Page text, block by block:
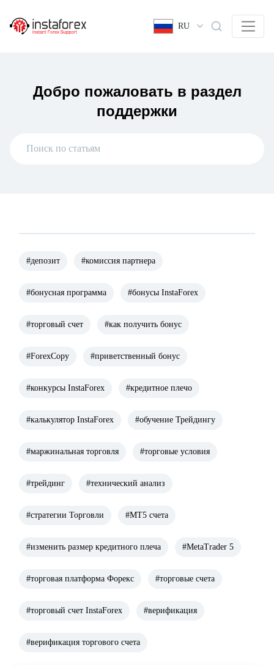
RU
Добро пожаловать в раздел
поддержки
#депозит #комиссия партнера
#бонусная программа #бонусы InstaForex
#торговый счет #как получить бонус
#ForexCopy #приветственный бонус
#конкурсы InstaForex #кредитное плечо
#калькулятор InstaForex #обучение Трейдингу
#маржинальная торговля #торговые условия
#трейдинг #технический анализ
#стратегии Торговли #МТ5 счета
#изменить размер кредитного плеча #MetaTrader 5
#торговая платформа Форекс #торговые счета
#торговый счет InstaForex #верификация
#верификация торгового счета